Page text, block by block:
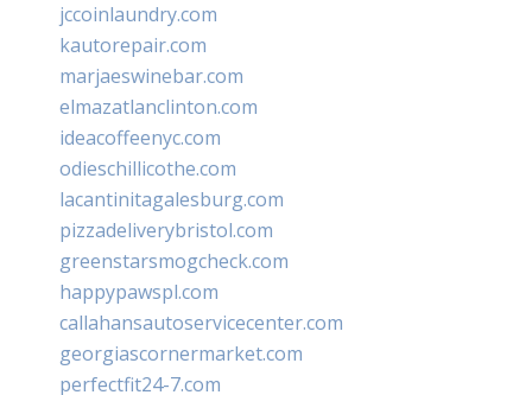
jccoinlaundry.com
kautorepair.com
marjaeswinebar.com
elmazatlanclinton.com
ideacoffeenyc.com
odieschillicothe.com
lacantinitagalesburg.com
pizzadeliverybristol.com
greenstarsmogcheck.com
happypawspl.com
callahansautoservicecenter.com
georgiascornermarket.com
perfectfit24-7.com